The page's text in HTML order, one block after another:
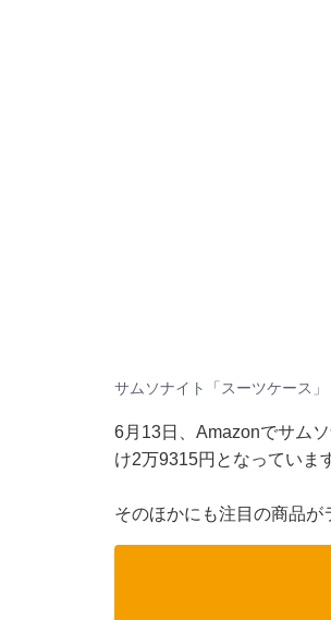
サムソナイト「スーツケース」
6月13日、 Amazonでサム
け2万9315円となっていま
そのほかにも注目の商品が